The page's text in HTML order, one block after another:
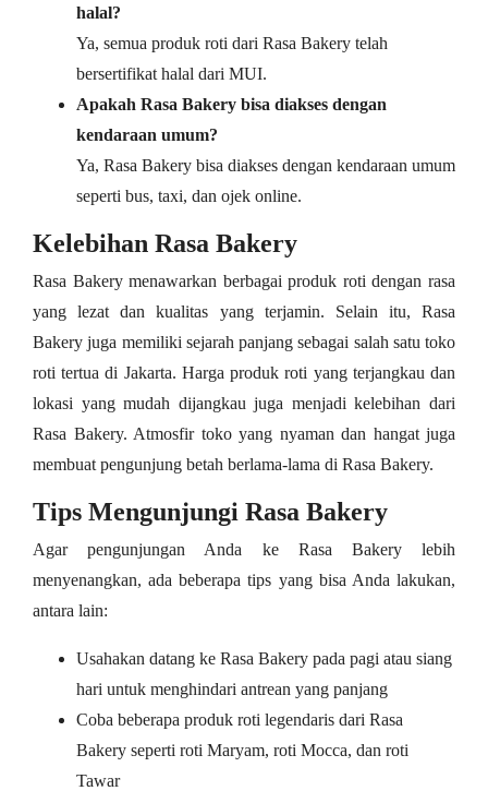
halal?
Ya, semua produk roti dari Rasa Bakery telah
bersertifikat halal dari MUI.
Apakah Rasa Bakery bisa diakses dengan
kendaraan umum?
Ya, Rasa Bakery bisa diakses dengan kendaraan umum
seperti bus, taxi, dan ojek online.
Kelebihan Rasa Bakery
Rasa Bakery menawarkan berbagai produk roti dengan rasa
yang lezat dan kualitas yang terjamin. Selain itu, Rasa
Bakery juga memiliki sejarah panjang sebagai salah satu toko
roti tertua di Jakarta. Harga produk roti yang terjangkau dan
lokasi yang mudah dijangkau juga menjadi kelebihan dari
Rasa Bakery. Atmosfir toko yang nyaman dan hangat juga
membuat pengunjung betah berlama-lama di Rasa Bakery.
Tips Mengunjungi Rasa Bakery
Agar pengunjungan Anda ke Rasa Bakery lebih
menyenangkan, ada beberapa tips yang bisa Anda lakukan,
antara lain:
Usahakan datang ke Rasa Bakery pada pagi atau siang
hari untuk menghindari antrean yang panjang
Coba beberapa produk roti legendaris dari Rasa
Bakery seperti roti Maryam, roti Mocca, dan roti
Tawar